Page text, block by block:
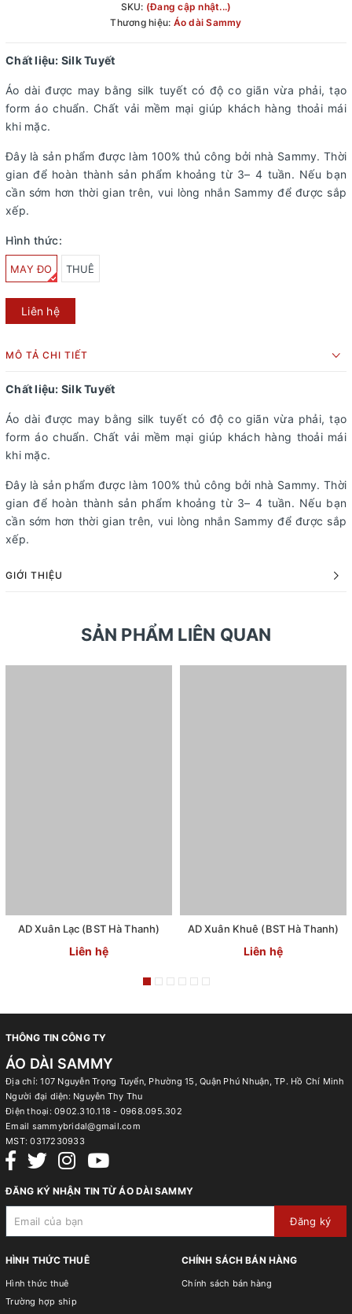
SKU: (Đang cập nhật...)
Thương hiệu: Áo dài Sammy
Chất liệu: Silk Tuyết
Áo dài được may bằng silk tuyết có độ co giãn vừa phải, tạo
form áo chuẩn. Chất vải mềm mại giúp khách hàng thoải mái
khi mặc.
Đây là sản phẩm được làm 100% thủ công bởi nhà Sammy. Thời
gian để hoàn thành sản phẩm khoảng từ 3– 4 tuần. Nếu bạn
cần sớm hơn thời gian trên, vui lòng nhắn Sammy để được sắp
xếp.
Hình thức:
MAY ĐO THUÊ
Liên hệ
MÔ TẢ CHI TIẾT
Chất liệu: Silk Tuyết
Áo dài được may bằng silk tuyết có độ co giãn vừa phải, tạo
form áo chuẩn. Chất vải mềm mại giúp khách hàng thoải mái
khi mặc.
Đây là sản phẩm được làm 100% thủ công bởi nhà Sammy. Thời
gian để hoàn thành sản phẩm khoảng từ 3– 4 tuần. Nếu bạn
cần sớm hơn thời gian trên, vui lòng nhắn Sammy để được sắp
xếp.
GIỚI THIỆU
SẢN PHẨM LIÊN QUAN
AD Xuân Lạc (BST Hà Thanh)
Liên hệ
AD Xuân Khuê (BST Hà Thanh)
Liên hệ
THÔNG TIN CÔNG TY
ÁO DÀI SAMMY
Địa chỉ: 107 Nguyễn Trọng Tuyển, Phường 15, Quận Phú Nhuận, TP. Hồ Chí Minh
Người đại diện: Nguyễn Thy Thu
Điện thoại: 0902.310.118 - 0968.095.302
Email sammybridal@gmail.com
MST:0317230933
ĐĂNG KÝ NHẬN TIN TỪ ÁO DÀI SAMMY
Đăng ký
HÌNH THỨC THUÊ
Hình thức thuê
Trường hợp ship
CHÍNH SÁCH BÁN HÀNG
Chính sách bán hàng